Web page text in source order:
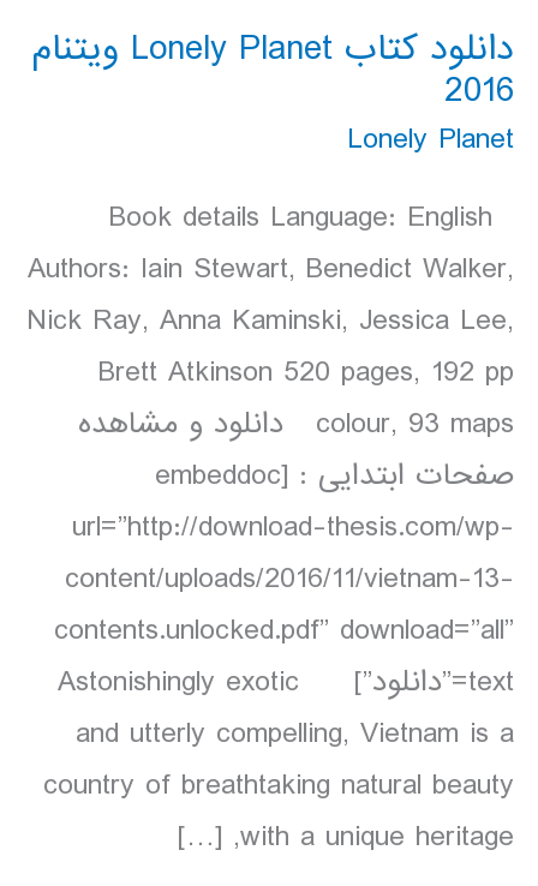
دانلود کتاب Lonely Planet ویتنام
2016
Lonely Planet
Book details Language: English
Authors: Iain Stewart, Benedict Walker,
Nick Ray, Anna Kaminski, Jessica Lee,
Brett Atkinson 520 pages, 192 pp
colour, 93 maps دانلود و مشاهده
صفحات ابتدایی : [embeddoc
url=”http://download-thesis.com/wp-
content/uploads/2016/11/vietnam-13-
contents.unlocked.pdf” download=”all”
text=”دانلود”] Astonishingly exotic
and utterly compelling, Vietnam is a
country of breathtaking natural beauty
with a unique heritage, […]